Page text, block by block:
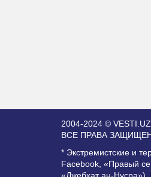
2004-2024 © VESTI.UZ
ВСЕ ПРАВА
* Экстремистские и
Facebook, «Правый
«Джебхат ан-